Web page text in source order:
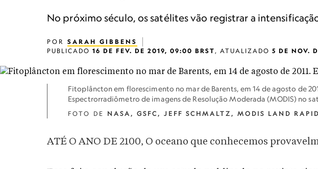
No próximo século, os satélites vão registrar a
POR SARAH GIBBENS
PUBLICADO 16 DE FEV. DE 2019, 09:00 BRST, ATUALIZADO 5 DE NOV.
Fitoplâncton em florescimento no mar de Barents, em 14 de agosto de
Espectrorradiômetro de imagens de Resolução Moderada (MODIS) no
FOTO DE NASA, GSFC, JEFF SCHMALTZ, MODIS LAND
ATÉ O ANO DE 2100, O oceano que conhecemos